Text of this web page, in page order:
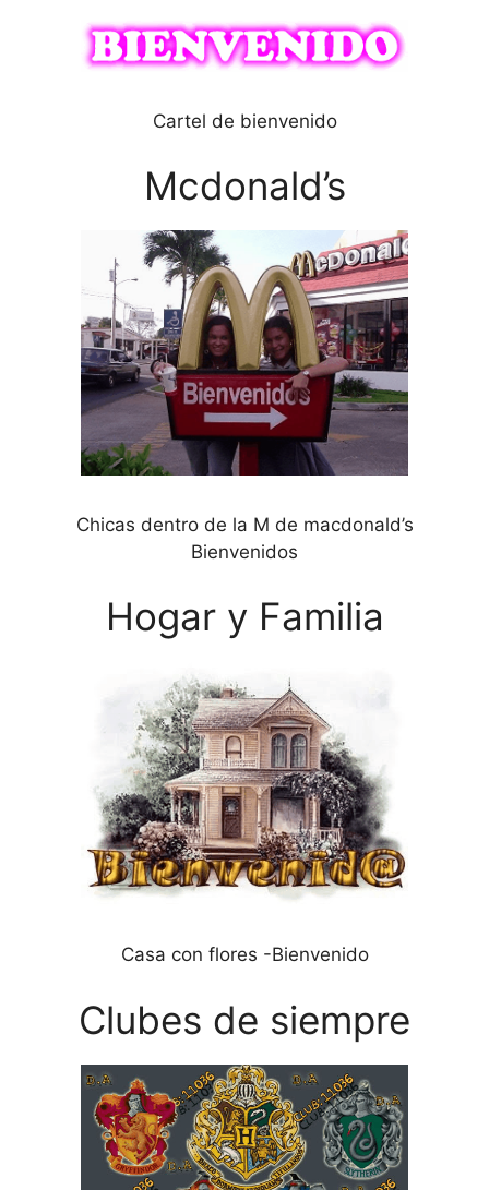
Cartel de bienvenido
Mcdonald’s
Chicas dentro de la M de macdonald’s
Bienvenidos
Hogar y Familia
Casa con flores -Bienvenido
Clubes de siempre